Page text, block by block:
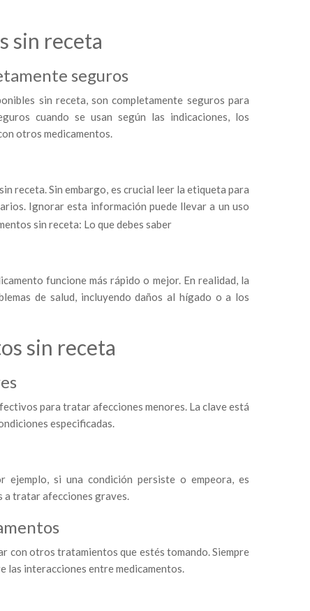
sin receta
seguros
sin receta, son completamente seguros para
cuando se usan según las indicaciones, los
otros medicamentos.
receta. Sin embargo, es crucial leer la etiqueta para
Ignorar esta información puede llevar a un uso
funcione más rápido o mejor. En realidad, la
de salud, incluyendo daños al hígado o a los
sin receta
para tratar afecciones menores. La clave está
especificadas.
ejemplo, si una condición persiste o empeora, es
a tratar afecciones graves.
con otros tratamientos que estés tomando. Siempre
las interacciones entre medicamentos.